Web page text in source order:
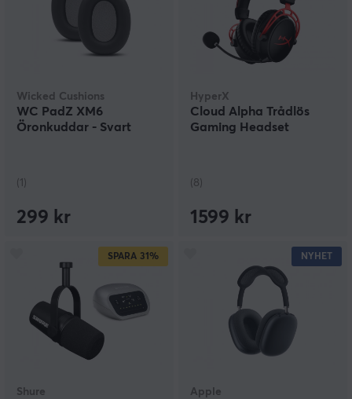
Wicked Cushions
WC PadZ XM6
Öronkuddar - Svart
(1)
299 kr
HyperX
Cloud Alpha Trådlös
Gaming Headset
(8)
1599 kr
SPARA 31%
Shure
NYHET
Apple